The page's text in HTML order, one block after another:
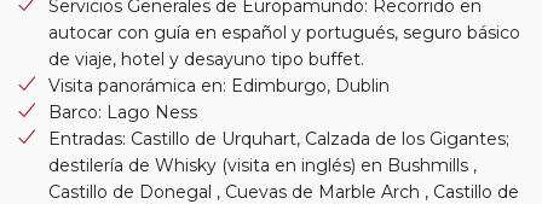
Servicios Generales de Europamundo: Recorrido en
autocar con guía en español y portugués, seguro básico
de viaje, hotel y desayuno tipo buffet.
Visita panorámica en: Edimburgo, Dublin
Barco: Lago Ness
Entradas: Castillo de Urquhart, Calzada de los Gigantes;
destilería de Whisky (visita en inglés) en Bushmills ,
Castillo de Donegal , Cuevas de Marble Arch , Castillo de